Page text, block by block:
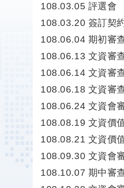
108.03.05 評選會
108.03.20 簽訂契
108.06.04 期初審
108.06.13 文資審
108.06.14 文資審
108.06.18 文資審
108.06.24 文資會
108.08.19 文資價
108.08.21 文資價
108.09.30 文資會
108.10.07 期中審